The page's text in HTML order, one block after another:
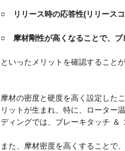
○ リリース時の応答性(リリース
○ 摩材剛性が高くなることで、ブ
といったメリットを確認することが
摩材の密度と硬度を高く設定した
リットが生まれ、特に、ローター
ディングでは、ブレーキタッチ ＆
また、摩材密度を高くすることで